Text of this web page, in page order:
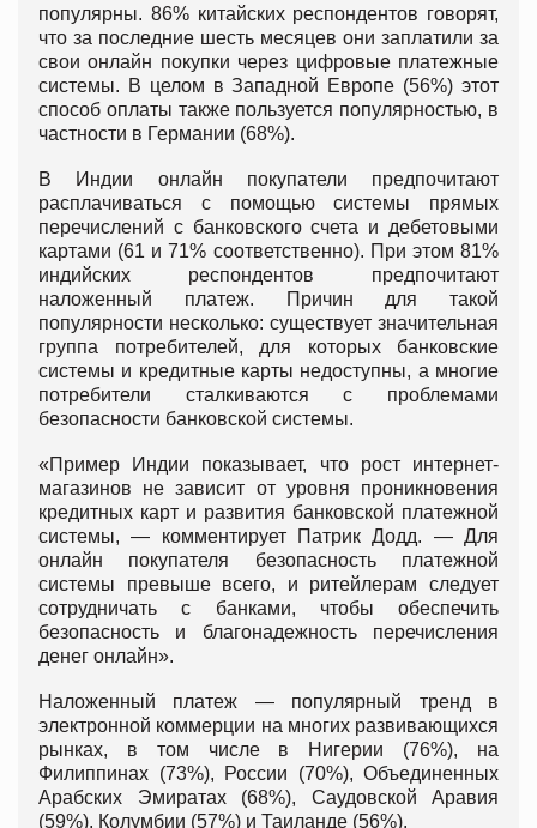
популярны. 86% китайских респондентов говорят,
что за последние шесть месяцев они заплатили за
свои онлайн покупки через цифровые платежные
системы. В целом в Западной Европе (56%) этот
способ оплаты также пользуется популярностью, в
частности в Германии (68%).
В Индии онлайн покупатели предпочитают
расплачиваться с помощью системы прямых
перечислений с банковского счета и дебетовыми
картами (61 и 71% соответственно). При этом 81%
индийских респондентов предпочитают
наложенный платеж. Причин для такой
популярности несколько: существует значительная
группа потребителей, для которых банковские
системы и кредитные карты недоступны, а многие
потребители сталкиваются с проблемами
безопасности банковской системы.
«Пример Индии показывает, что рост интернет-
магазинов не зависит от уровня проникновения
кредитных карт и развития банковской платежной
системы, — комментирует Патрик Додд. — Для
онлайн покупателя безопасность платежной
системы превыше всего, и ритейлерам следует
сотрудничать с банками, чтобы обеспечить
безопасность и благонадежность перечисления
денег онлайн».
Наложенный платеж — популярный тренд в
электронной коммерции на многих развивающихся
рынках, в том числе в Нигерии (76%), на
Филиппинах (73%), России (70%), Объединенных
Арабских Эмиратах (68%), Саудовской Аравия
(59%), Колумбии (57%) и Таиланде (56%).